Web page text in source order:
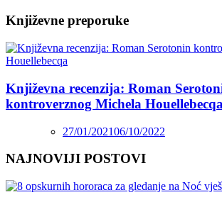
Književne preporuke
Književna recenzija: Roman
kontroverznog Michela Houellebecqa
27/01/202106/10/2022
NAJNOVIJI POSTOVI